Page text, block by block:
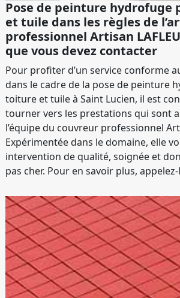
Pose de peinture hydrofuge
et tuile dans les règles de
professionnel Artisan
que vous devez contacter
Pour profiter d’un service conforme
dans le cadre de la pose de peinture
toiture et tuile à Saint Lucien, il est
tourner vers les prestations qui sont
l’équipe du couvreur professionnel
Expérimentée dans le domaine, elle
intervention de qualité, soignée et
pas cher. Pour en savoir plus, appelez-